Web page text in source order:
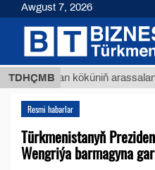
TDHÇMB
Buýan köküniň
Resmi habarlar
Türkmenistanyň
Wengriýa barmagyna
Awgust 7, 2026